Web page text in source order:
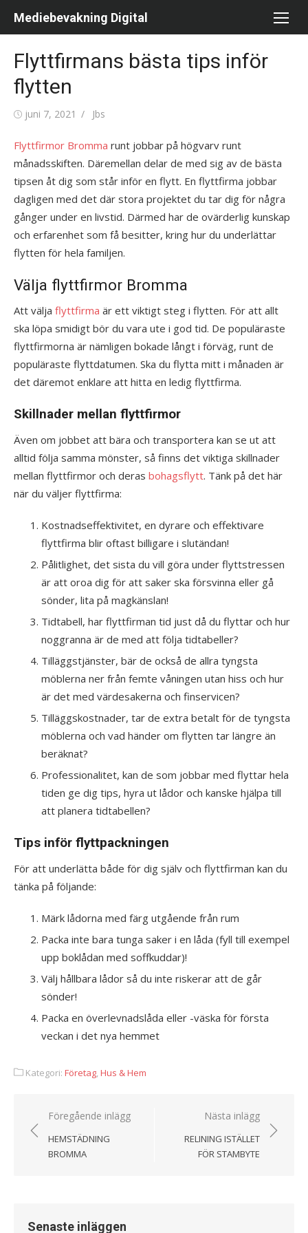
Mediebevakning Digital
Flyttfirmans bästa tips inför
flytten
Publicerad
juni 7, 2021 Författare
Jbs
Flyttfirmor Bromma runt jobbar på högvarv runt
månadsskiften. Däremellan delar de med sig av de bästa
tipsen åt dig som står inför en flytt. En flyttfirma jobbar
dagligen med det där stora projektet du tar dig för några
gånger under en livstid. Därmed har de ovärderlig kunskap
och erfarenhet som få besitter, kring hur du underlättar
flytten för hela familjen.
Välja flyttfirmor Bromma
Att välja flyttfirma är ett viktigt steg i flytten. För att allt
ska löpa smidigt bör du vara ute i god tid. De populäraste
flyttfirmorna är nämligen bokade långt i förväg, runt de
populäraste flyttdatumen. Ska du flytta mitt i månaden är
det däremot enklare att hitta en ledig flyttfirma.
Skillnader mellan flyttfirmor
Även om jobbet att bära och transportera kan se ut att
alltid följa samma mönster, så finns det viktiga skillnader
mellan flyttfirmor och deras bohagsflytt. Tänk på det här
när du väljer flyttfirma:
Kostnadseffektivitet, en dyrare och effektivare
flyttfirma blir oftast billigare i slutändan!
Pålitlighet, det sista du vill göra under flyttstressen
är att oroa dig för att saker ska försvinna eller gå
sönder, lita på magkänslan!
Tidtabell, har flyttfirman tid just då du flyttar och hur
noggranna är de med att följa tidtabeller?
Tilläggstjänster, bär de också de allra tyngsta
möblerna ner från femte våningen utan hiss och hur
är det med värdesakerna och finservicen?
Tilläggskostnader, tar de extra betalt för de tyngsta
möblerna och vad händer om flytten tar längre än
beräknat?
Professionalitet, kan de som jobbar med flyttar hela
tiden ge dig tips, hyra ut lådor och kanske hjälpa till
att planera tidtabellen?
Tips inför flyttpackningen
För att underlätta både för dig själv och flyttfirman kan du
tänka på följande:
Märk lådorna med färg utgående från rum
Packa inte bara tunga saker i en låda (fyll till exempel
upp boklådan med soffkuddar)!
Välj hållbara lådor så du inte riskerar att de går
sönder!
Packa en överlevnadslåda eller -väska för första
veckan i det nya hemmet
Kategori: Företag,Hus & Hem
Inläggsnavigering
Föregående inlägg
HEMSTÄDNING
BROMMA
Nästa inlägg
RELINING ISTÄLLET
FÖR STAMBYTE
Senaste inläggen